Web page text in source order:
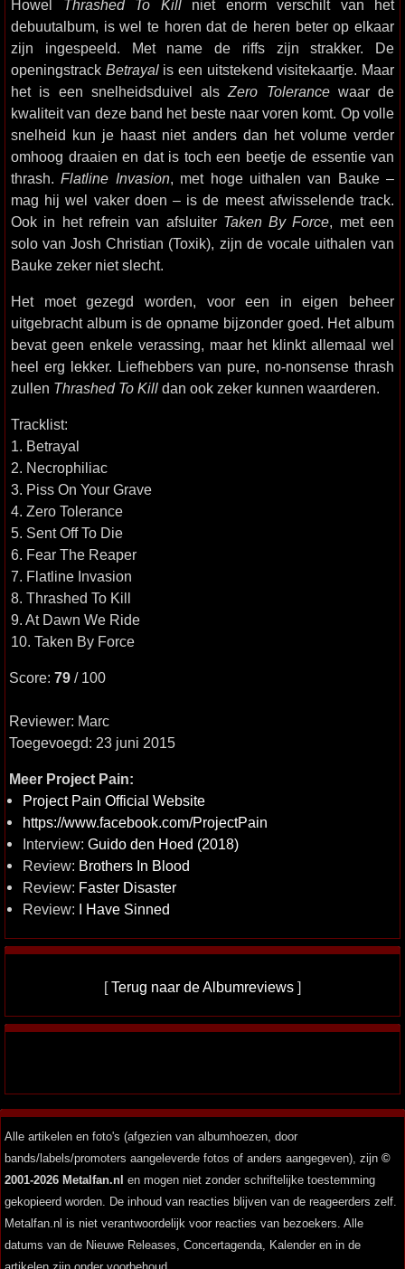
Howel Thrashed To Killniet enorm verschilt van het
debuutalbum, is wel te horen dat de heren beter op elkaar
zijn ingespeeld. Met name de riffs zijn strakker. De
openingstrack Betrayalis een uitstekend visitekaartje. Maar
het is een snelheidsduivel alsZero Tolerancewaar de
kwaliteit van deze band het beste naar voren komt. Op volle
snelheid kun je haast niet anders dan het volume verder
omhoog draaien en dat is toch een beetje de essentie van
thrash.Flatline Invasion, met hoge uithalen van Bauke –
mag hij wel vaker doen – is de meest afwisselende track.
Ook in het refrein van afsluiter Taken By Force, met een
solo van Josh Christian (Toxik), zijn de vocale uithalen van
Bauke zeker niet slecht.
Het moet gezegd worden, voor een in eigen beheer
uitgebracht album is de opname bijzonder goed. Het album
bevat geen enkele verassing, maar het klinkt allemaal wel
heel erg lekker. Liefhebbers van pure, no-nonsense thrash
zullen Thrashed To Kill dan ook zeker kunnen waarderen.
Tracklist:
1. Betrayal
2. Necrophiliac
3. Piss On Your Grave
4. Zero Tolerance
5. Sent Off To Die
6. Fear The Reaper
7. Flatline Invasion
8. Thrashed To Kill
9. At Dawn We Ride
10. Taken By Force
Score: 79 / 100
Reviewer: Marc
Toegevoegd: 23 juni 2015
Meer Project Pain:
Project Pain Official Website
https://www.facebook.com/ProjectPain
Interview: Guido den Hoed (2018)
Review: Brothers In Blood
Review: Faster Disaster
Review: I Have Sinned
[Terug naar de Albumreviews ]
Alle artikelen en foto's (afgezien van albumhoezen, door
bands/labels/promoters aangeleverde fotos of anders aangegeven), zijn ©
2001-2026 Metalfan.nl en mogen niet zonder schriftelijke toestemming
gekopieerd worden. De inhoud van reacties blijven van de reageerders zelf.
Metalfan.nl is niet verantwoordelijk voor reacties van bezoekers. Alle
datums van de Nieuwe Releases, Concertagenda, Kalender en in de